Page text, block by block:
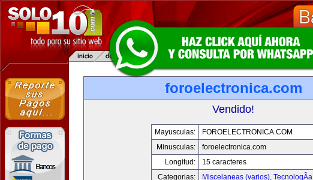
foroelectronica.com
Vendido!
Mayusculas:
FOROELECTRONICA.COM
Minusculas:
foroelectronica.com
Longitud:
15 caracteres
Categorias:
Miscelaneas (varios), TecnologÃ­a